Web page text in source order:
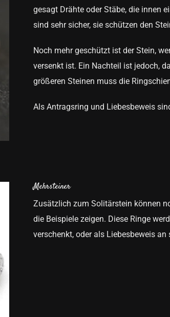
gesagt Drähte oder Stäbe, die innen
sind sehr sicher, sie schützen den
Noch mehr geschützt ist der Stein,
versenkt ist. Ein Nachteil ist jedoch,
größeren Steinen muss die
Als Antragsring und Liebesbeweis
Mehrsteiner
Zusätzlich zum Solitärstein können
die Beispiele zeigen. Diese Ringe
verschenkt, oder als Liebesbeweis